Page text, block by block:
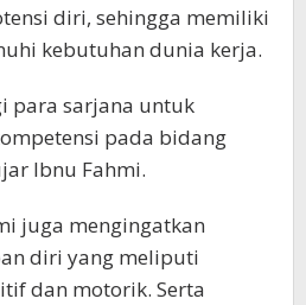
diri, sehingga memiliki
kebutuhan dunia kerja.
para sarjana untuk
pada bidang
Ibnu Fahmi.
juga mengingatkan
diri yang meliputi
dan motorik. Serta